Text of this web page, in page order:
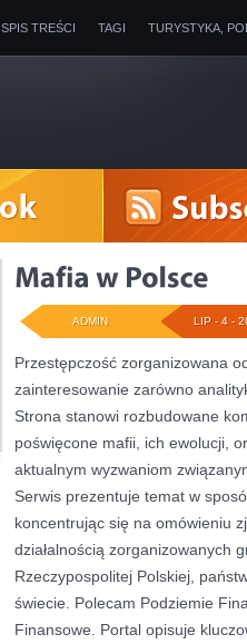
SPIS TREŚCI TAGI TURYSTYKA,
LIP - 4 -
ADMIN
Przestępczość zorganizowana
zainteresowanie zarówno
Strona stanowi rozbudowane
poświęcone mafii, ich ewolucji,
aktualnym wyzwaniom
Serwis prezentuje temat w
koncentrując się na omówieniu
działalnością zorganizowanych
Rzeczypospolitej Polskiej,
świecie. Polecam Podziemie
Finansowe. Portal opisuje